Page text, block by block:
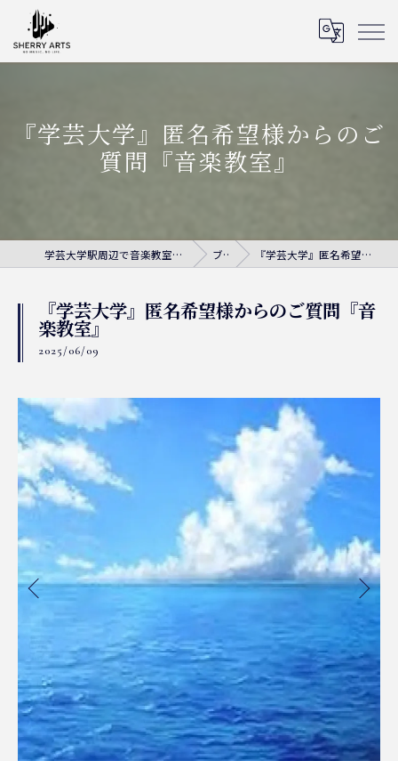
『学芸大学』匿名希望様からのご
質問『音楽教室』
学芸大学駅周辺で音楽教室ならシェリー・アーツ音楽教室 ブログ 『学芸大学』匿名希望様からのご質問『音楽教室』
『学芸大学』匿名希望様からのご質問『音
楽教室』
2025/06/09